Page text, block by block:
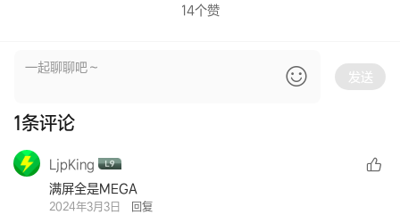
14个赞
发送
1条评论
LjpKing
满屏全是MEGA
2024年3月3日 回复